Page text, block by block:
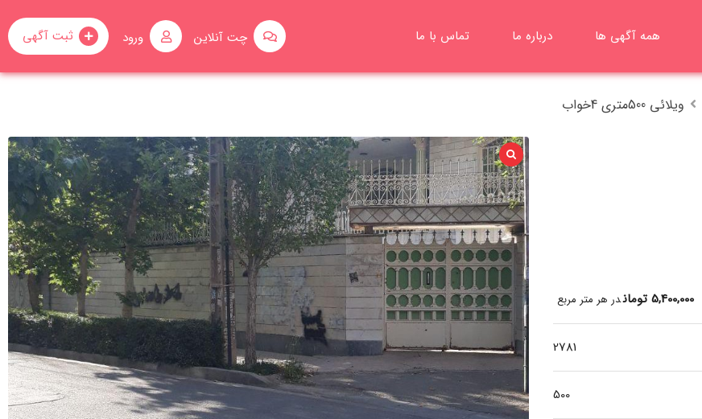
ثبت آگهی ورود چت آنلاین همه آگهی ها درباره ما تماس با ما
ویلائی 500متری 4خواب
5,400,000 توماندر هر متر مربع
2781
500